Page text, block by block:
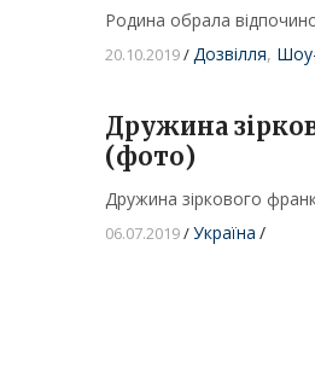
Родина обрала
20.10.2019/Дозвілля,
Дружина
(фото)
Дружина зіркового
06.07.2019/Україна /